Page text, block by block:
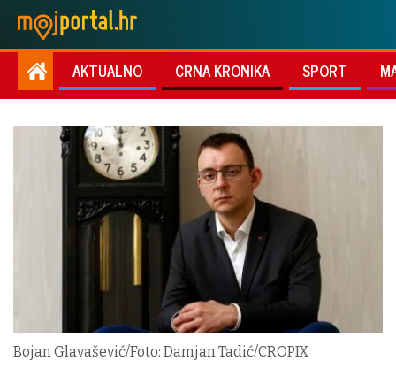
AKTUALNO CRNA KRONIKA SPORT
Bojan Glavašević/Foto: Damjan Tadić/CROPIX